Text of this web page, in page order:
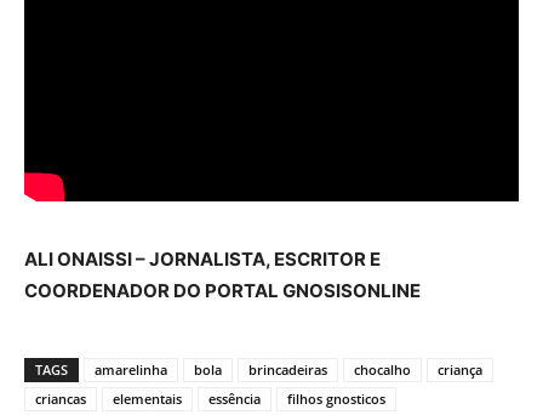
ALI ONAISSI – JORNALISTA, ESCRITOR E
COORDENADOR DO PORTAL GNOSISONLINE
TAGS amarelinha bola brincadeiras chocalho
criança
criancas
elementais essência
filhos gnosticos